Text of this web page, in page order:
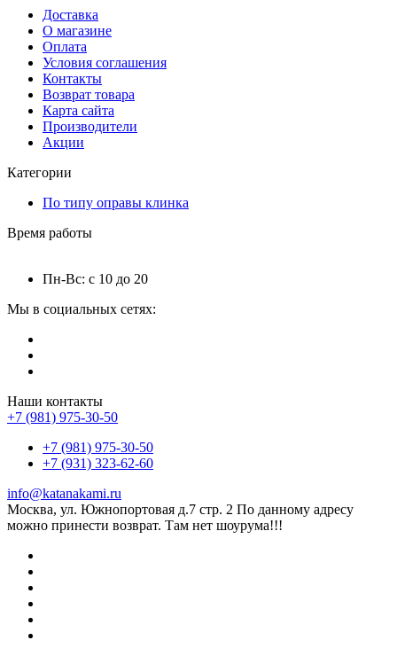
Доставка
О магазине
Оплата
Условия соглашения
Контакты
Возврат товара
Карта сайта
Производители
Акции
Категории
По типу оправы клинка
Время работы
Пн-Вс: с 10 до 20
Мы в социальных сетях:
Наши контакты
+7 (981) 975-30-50
+7 (981) 975-30-50
+7 (931) 323-62-60
info@katanakami.ru
Москва, ул. Южнопортовая д.7 стр. 2 По данному адресу
можно принести возврат. Там нет шоурума!!!